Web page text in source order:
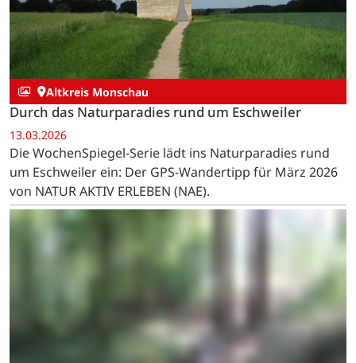
Altkreis Monschau
Durch das Naturparadies rund um Eschweiler
13.03.2026
Die WochenSpiegel-Serie lädt ins Naturparadies rund
um Eschweiler ein: Der GPS-Wandertipp für März 2026
von NATUR AKTIV ERLEBEN (NAE).